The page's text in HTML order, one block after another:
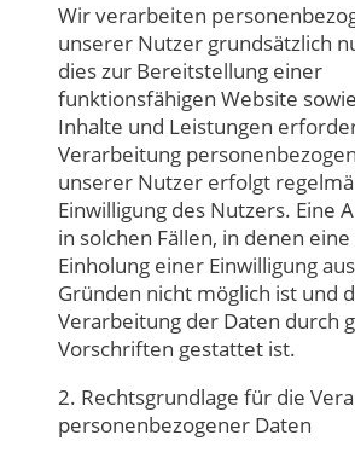
Wir verarbeiten
unserer Nutzer grundsätzlich
dies zur Bereitstellung einer
funktionsfähigen Website
Inhalte und Leistungen
Verarbeitung
unserer Nutzer erfolgt
Einwilligung des Nutzers. Eine
in solchen Fällen, in denen
Einholung einer Einwilligung
Gründen nicht möglich ist und
Verarbeitung der Daten durch
Vorschriften gestattet ist.
2. Rechtsgrundlage für die
personenbezogener Daten